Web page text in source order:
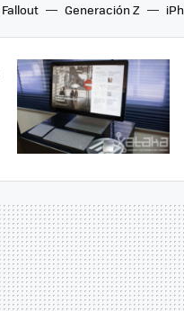
Fallout Generación Z